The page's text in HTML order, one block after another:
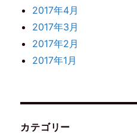
2017年4月
2017年3月
2017年2月
2017年1月
カテゴリー